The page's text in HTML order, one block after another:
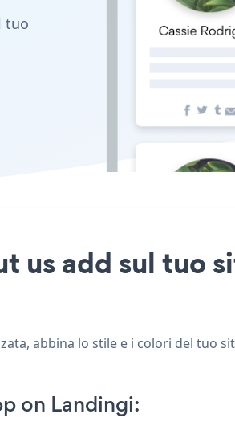
tuo
us add sul tuo
abbina lo stile e i colori del tuo
on Landingi: